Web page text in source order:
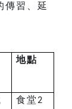
傳習、延
地點
食堂2